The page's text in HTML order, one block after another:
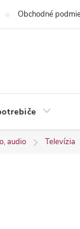
Obchodné
audio Televízia